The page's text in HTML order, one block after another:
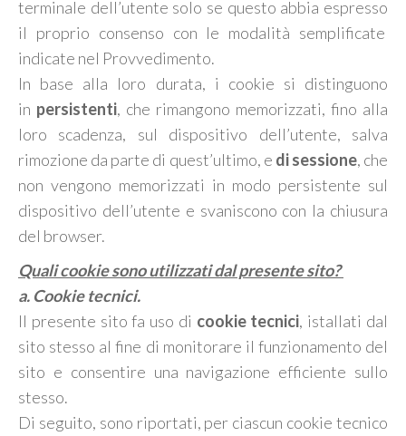
terminale dell’utente solo se questo abbia espresso
il proprio consenso con le modalità semplificate
indicate nel Provvedimento.
In base alla loro durata, i cookie si distinguono
in persistenti, che rimangono memorizzati, fino alla
loro scadenza, sul dispositivo dell’utente, salva
rimozione da parte di quest’ultimo, e di sessione, che
non vengono memorizzati in modo persistente sul
dispositivo dell’utente e svaniscono con la chiusura
del browser.
Quali cookie sono utilizzati dal presente sito?
a. Cookie tecnici.
Il presente sito fa uso di cookie tecnici, istallati dal
sito stesso al fine di monitorare il funzionamento del
sito e consentire una navigazione efficiente sullo
stesso.
Di seguito, sono riportati, per ciascun cookie tecnico